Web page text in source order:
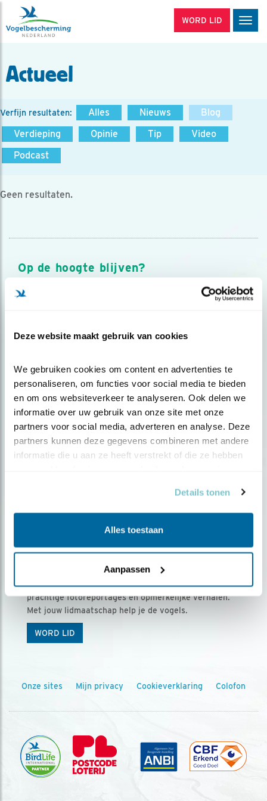
Deze website maakt gebruik van cookies
We gebruiken cookies om content en advertenties te
personaliseren, om functies voor social media te bieden
en om ons websiteverkeer te analyseren. Ook delen we
informatie over uw gebruik van onze site met onze
partners voor social media, adverteren en analyse. Deze
partners kunnen deze gegevens combineren met andere
informatie die u aan ze heeft verstrekt of die ze hebben
Details tonen
Alles toestaan
Aanpassen
WORD LID
Actueel
Verfijn resultaten: Alles Nieuws
Blog
Verdieping
Opinie Tip
Video
Podcast
Geen resultaten.
Op de hoogte blijven?
Meld je aan en ontvang nieuws, inspiratie, acties en tips
over vogels en activiteiten van Vogelbescherming.
Ontvang 5 x Vogels voor € 36,00 per jaar
Vogels is het tijdschrift voor onze leden, met
prachtige fotoreportages en opmerkelijke verhalen.
Met jouw lidmaatschap help je de vogels.
WORD LID
Onze sites Mijn privacy Cookieverklaring Colofon